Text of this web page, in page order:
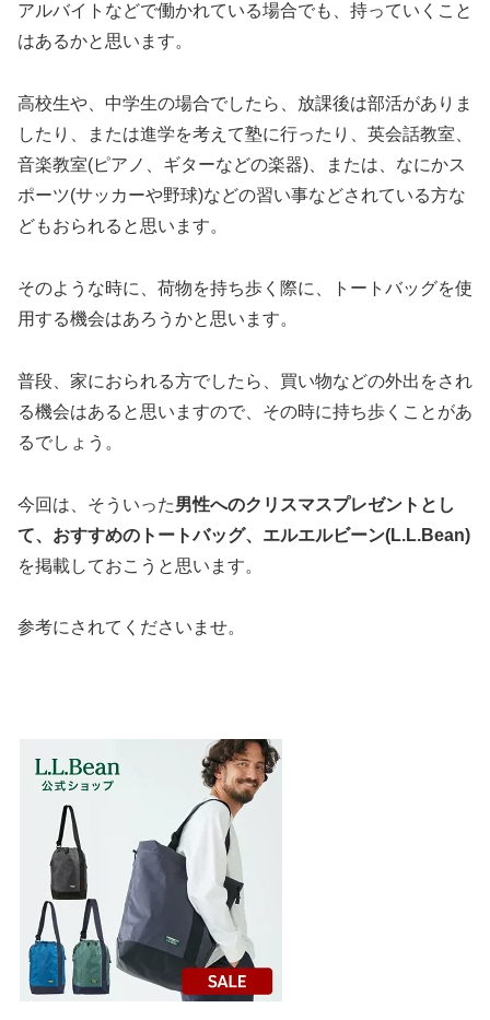
アルバイトなどで働かれている場合でも、持っていくこと
はあるかと思います。
高校生や、中学生の場合でしたら、放課後は部活がありま
したり、または進学を考えて塾に行ったり、英会話教室、
音楽教室(ピアノ、ギターなどの楽器)、または、なにかス
ポーツ(サッカーや野球)などの習い事などされている方な
どもおられると思います。
そのような時に、荷物を持ち歩く際に、トートバッグを使
用する機会はあろうかと思います。
普段、家におられる方でしたら、買い物などの外出をされ
る機会はあると思いますので、その時に持ち歩くことがあ
るでしょう。
今回は、そういった男性へのクリスマスプレゼントとし
て、おすすめのトートバッグ、エルエルビーン(L.L.Bean)
を掲載しておこうと思います。
参考にされてくださいませ。